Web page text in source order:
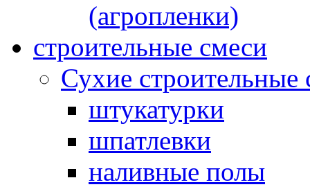
(агропленки)
строительные смеси
Сухие строительные
штукатурки
шпатлевки
наливные полы